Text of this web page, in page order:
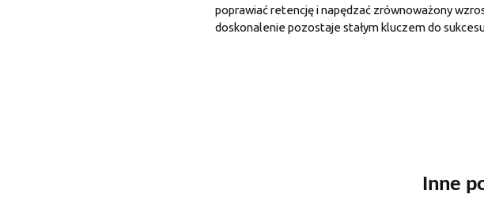
poprawiać retencję i napędzać zrównoważony
doskonalenie pozostaje stałym kluczem do
Inne